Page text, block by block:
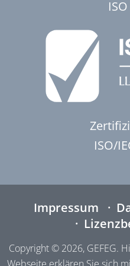
ISO/
Impressum
Copyright © 2026, GEFEG.
Webseite erklären Sie sich